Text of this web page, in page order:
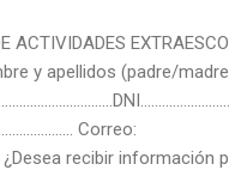
ACTIVIDADES
y apellidos (padre/
Correo:
¿Desea recibir